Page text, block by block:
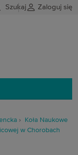
Szukaj Zaloguj się
Koła Naukowe
w Chorobach